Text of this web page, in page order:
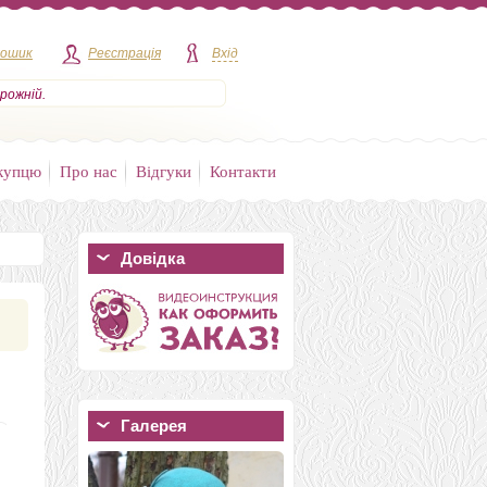
Реєстрація Вхід
Про нас Відгуки Контакти
Довідка
Галерея